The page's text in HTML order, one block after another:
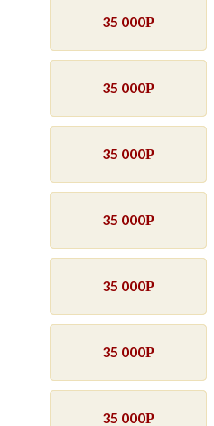
35 000Р
35 000Р
35 000Р
35 000Р
35 000Р
35 000Р
35 000Р